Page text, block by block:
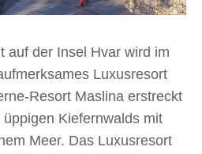
auf der Insel Hvar wird im
Luxusresort
Resort Maslina erstreckt
Kiefernwalds mit
Meer. Das Luxusresort